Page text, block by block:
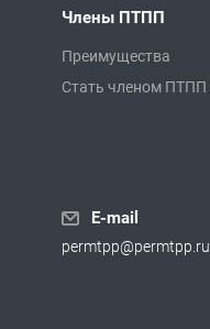
Члены ПТПП
Преимущества
Стать членом ПТПП
E-mail
permtpp@permtpp.ru